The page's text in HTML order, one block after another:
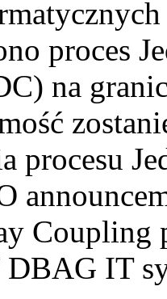
proces
na
procesu
Coupling
IT